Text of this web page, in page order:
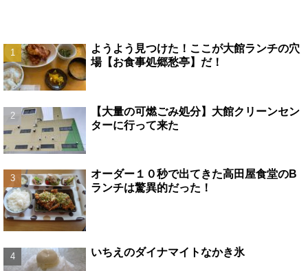
ようよう見つけた！ここが大館ランチの穴
場【お食事処郷愁亭】だ！
【大量の可燃ごみ処分】大館クリーンセン
ターに行って来た
オーダー１０秒で出てきた高田屋食堂のB
ランチは驚異的だった！
いちえのダイナマイトなかき氷